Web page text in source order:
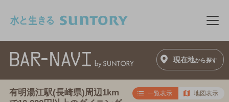
メ
現在地から探す
有明湯江駅(長崎県)周辺1km
一覧表示 地図表示